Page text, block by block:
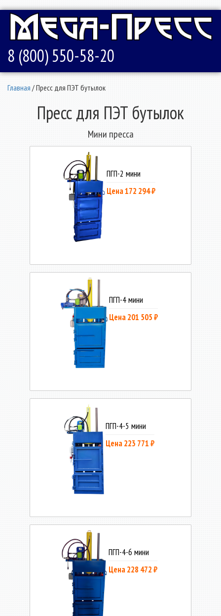
8 (800) 550-58-20
Главная / Пресс для ПЭТ бутылок
Пресс для ПЭТ бутылок
Мини пресса
ПГП-2 мини
Цена 172 294 ₽
ПГП-4 мини
Цена 201 505 ₽
ПГП-4-5 мини
Цена 223 771 ₽
ПГП-4-6 мини
Цена 228 472 ₽